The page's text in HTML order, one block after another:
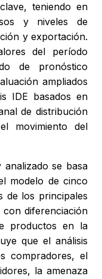
teniendo en
y niveles de
y exportación.
del período
de pronóstico
ampliados
IDE basados en
de distribución
movimiento del
se basa
modelo de cinco
de los principales
diferenciación
productos en la
que el análisis
compradores, el
la amenaza